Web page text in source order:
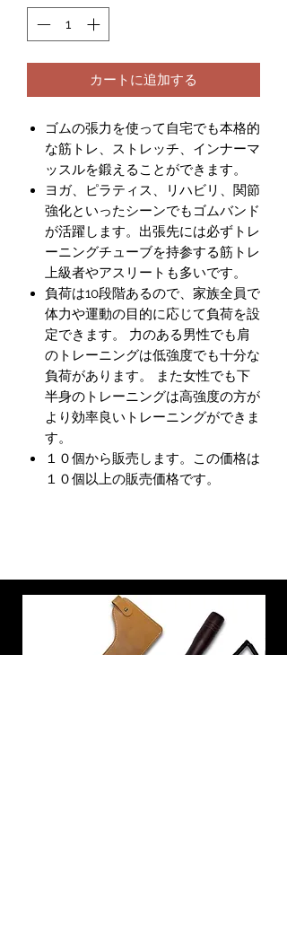
カートに追加する
ゴムの張力を使って自宅でも本格的
な筋トレ、ストレッチ、インナーマ
ッスルを鍛えることができます。
ヨガ、ピラティス、リハビリ、関節
強化といったシーンでもゴムバンド
が活躍します。出張先には必ずトレ
ーニングチューブを持参する筋トレ
上級者やアスリートも多いです。
負荷は10段階あるので、家族全員で
体力や運動の目的に応じて負荷を設
定できます。 力のある男性でも肩
のトレーニングは低強度でも十分な
負荷があります。 また女性でも下
半身のトレーニングは高強度の方が
より効率良いトレーニングができま
す。
１０個から販売します。この価格は
１０個以上の販売価格です。